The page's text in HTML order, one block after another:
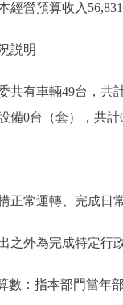
營預算收入
説明
有車輛49台，共計
備0台（套），共計
常運轉、完成日
外為完成特定行
：指本部門當年部